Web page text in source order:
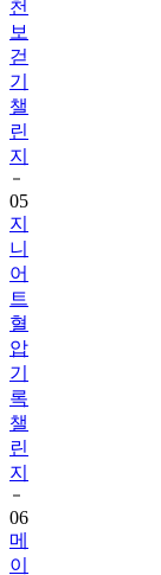
걷
기
챌
린
지
05
지
니
어
트
혈
압
기
록
챌
린
지
06
메
이
퓨